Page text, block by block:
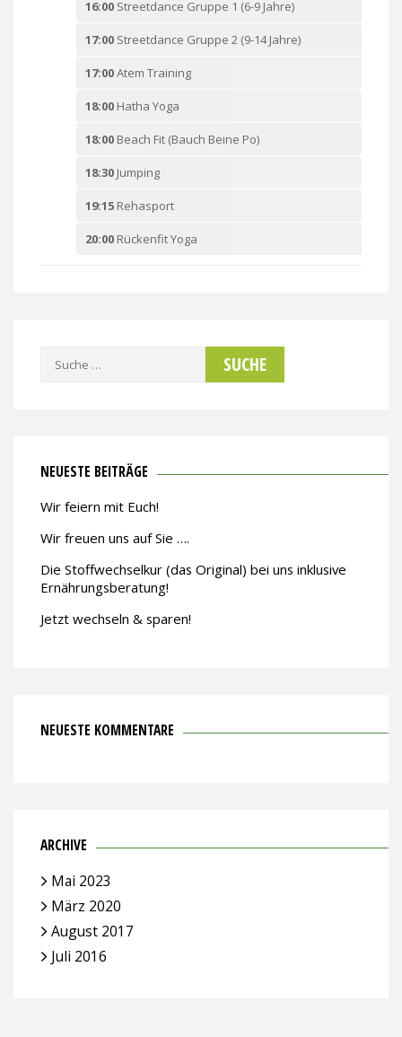
16:00 Streetdance Gruppe 1 (6-9 Jahre)
17:00 Streetdance Gruppe 2 (9-14 Jahre)
17:00Atem Training
18:00 Hatha Yoga
18:00 Beach Fit (Bauch Beine Po)
18:30 Jumping
19:15 Rehasport
20:00 Rückenfit Yoga
Suche
NEUESTE BEITRÄGE
Wir feiern mit Euch!
Wir freuen uns auf Sie ….
Die Stoffwechselkur (das Original) bei uns inklusive
Ernährungsberatung!
Jetzt wechseln & sparen!
NEUESTE KOMMENTARE
ARCHIVE
Mai 2023
März 2020
August 2017
Juli 2016